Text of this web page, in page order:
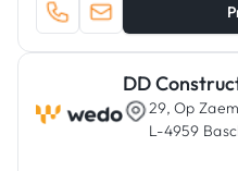
DD
29, Op
L-4959